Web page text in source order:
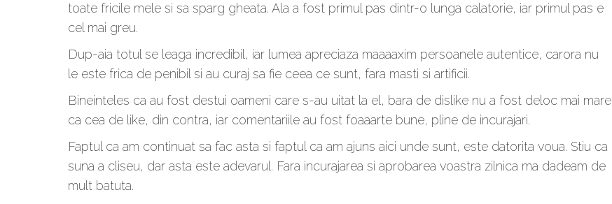
toate fricile mele si sa sparg gheata. Ala a fost primul pas dintr-o lunga calatorie, iar primul pas e
cel mai greu.
Dup-aia totul se leaga incredibil, iar lumea apreciaza maaaaxim persoanele autentice, carora nu
le este frica de penibil si au curaj sa fie ceea ce sunt, fara masti si artificii.
Bineinteles ca au fost destui oameni care s-au uitat la el, bara de dislike nu a fost deloc mai mare
ca cea de like, din contra, iar comentariile au fost foaaarte bune, pline de incurajari.
Faptul ca am continuat sa fac asta si faptul ca am ajuns aici unde sunt, este datorita voua. Stiu ca
suna a cliseu, dar asta este adevarul. Fara incurajarea si aprobarea voastra zilnica ma dadeam de
mult batuta.